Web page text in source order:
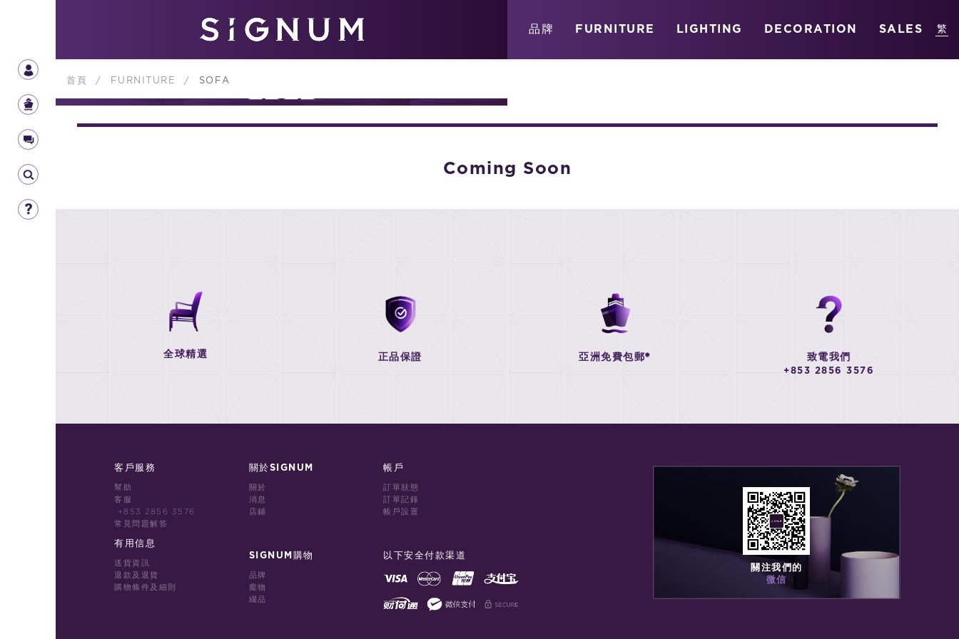
品牌 FURNITURE LIGHTING DECORATION SALES
首頁 / FURNITURE / SOFA
FURNITURE
Coming Soon
全球精選 正品保證 亞洲免費包郵* 致電我們
+853 2856 3576
客戶服務
幫助
客服
+853 2856 3576
常見問題解答
有用信息
送貨資訊
退款及退貨
購物條件及細則
關於SIGNUM
關於
消息
店鋪
SIGNUM購物
品牌
龐物
綴品
帳戶
訂單狀態
訂單記錄
帳戶設置
以下安全付款渠道
關注我們的
微信